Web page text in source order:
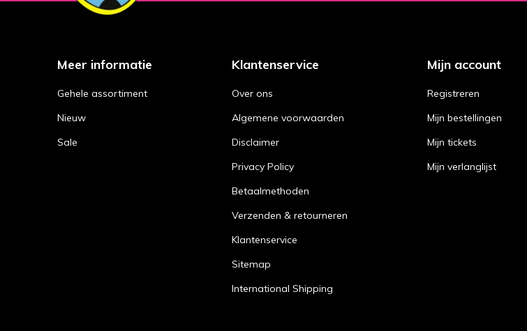
Meer informatie
Gehele assortiment
Nieuw
Sale
Klantenservice
Over ons
Algemene voorwaarden
Disclaimer
Privacy Policy
Betaalmethoden
Verzenden & retourneren
Klantenservice
Sitemap
International Shipping
Mijn account
Registreren
Mijn bestellingen
Mijn tickets
Mijn verlanglijst